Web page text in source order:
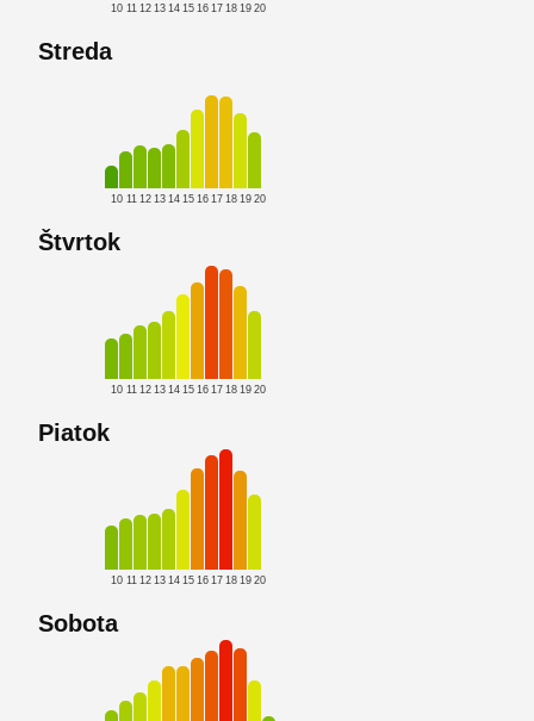
10 11 12 13 14 15 16 17 18 19 20
Streda
10 11 12 13 14 15 16 17 18 19 20
Štvrtok
10 11 12 13 14 15 16 17 18 19 20
Piatok
10 11 12 13 14 15 16 17 18 19 20
Sobota